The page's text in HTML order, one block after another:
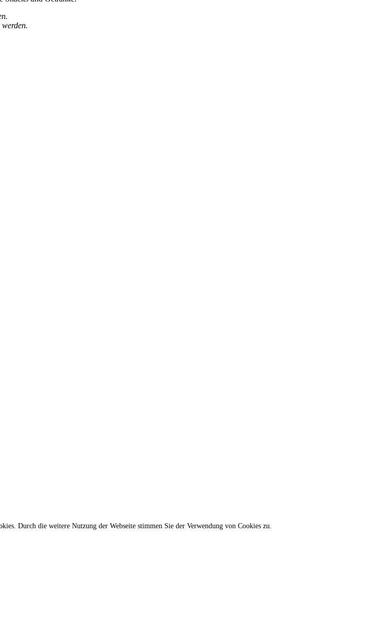
Durch die weitere Nutzung der Webseite stimmen Sie der Verwendung von Cookies zu.